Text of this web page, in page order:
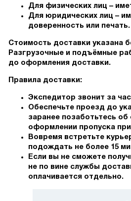
Для физических лиц –
Для юридических лиц –
доверенность или печать.
Стоимость доставки указана
Разгрузочные и подъёмные
до оформления доставки.
Правила доставки:
Экспедитор звонит за
Обеспечьте проезд до
заранее позаботьтесь
оформлении пропуска
Вовремя встретьте
подождать не более 15
Если вы не сможете
не по вине службы
оплачивается отдельно.